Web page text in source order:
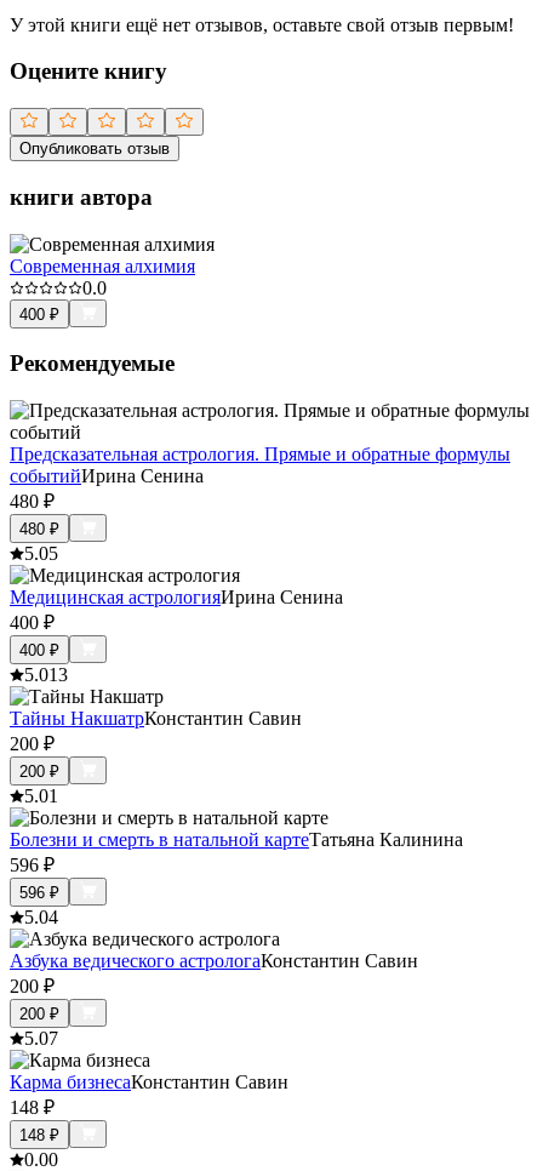
У этой книги ещё нет отзывов, оставьте свой отзыв первым!
Оцените книгу
Опубликовать отзыв
книги автора
Современная алхимия
0.0
400 ₽
Рекомендуемые
Предсказательная астрология. Прямые и обратные формулы
событийИрина Сенина
480 ₽
480 ₽
5.05
Медицинская астрологияИрина Сенина
400 ₽
400 ₽
5.013
Тайны НакшатрКонстантин Савин
200 ₽
200 ₽
5.01
Болезни и смерть в натальной картеТатьяна Калинина
596 ₽
596 ₽
5.04
Азбука ведического астрологаКонстантин Савин
200 ₽
200 ₽
5.07
Карма бизнесаКонстантин Савин
148 ₽
148 ₽
0.00